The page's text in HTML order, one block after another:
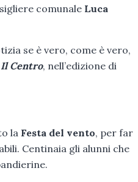
comunale Luca
se è vero, come è vero,
Il Centro, nell’edizione di
la Festa del vento, per far
Centinaia gli alunni che